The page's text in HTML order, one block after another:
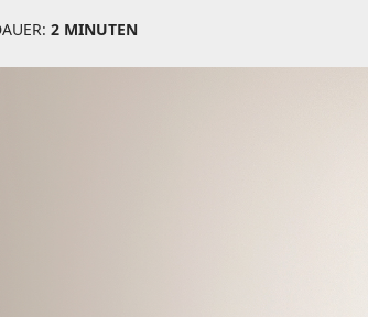
2 MINUTEN